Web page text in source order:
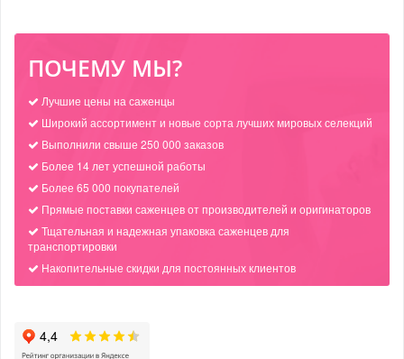
ПОЧЕМУ МЫ?
Лучшие цены на саженцы
Широкий ассортимент и новые сорта лучших мировых селекций
Выполнили свыше 250 000 заказов
Более 14 лет успешной работы
Более 65 000 покупателей
Прямые поставки саженцев от производителей и оригинаторов
Тщательная и надежная упаковка саженцев для
транспортировки
Накопительные скидки для постоянных клиентов